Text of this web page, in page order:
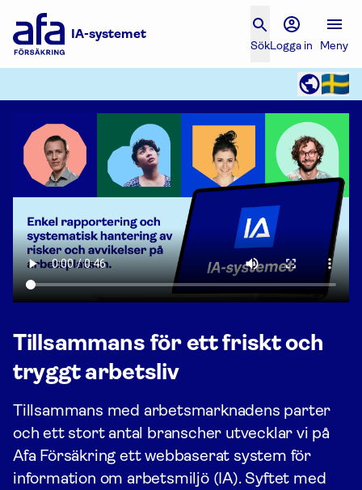
IA-systemet
SökLogga in Meny
Tillsammans för ett friskt och
tryggt arbetsliv
Tillsammans med arbets­marknadens parter
och ett stort antal branscher utvecklar vi på
Afa För­säkring ett webbaserat system för
information om arbetsmiljö (IA). Syftet med